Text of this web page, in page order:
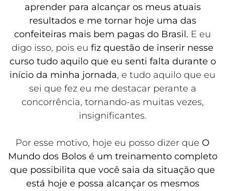
aprender para alcançar os meus atuais
resultados e me tornar hoje uma das
confeiteiras mais bem pagas do Brasil. E eu
digo isso, pois eu fiz questão de inserir nesse
curso tudo aquilo que eu senti falta durante o
início da minha jornada, e tudo aquilo que eu
sei que fez eu me destacar perante a
concorrência, tornando-as muitas vezes,
insignificantes.
Por esse motivo, hoje eu posso dizer que O
Mundo dos Bolos é um treinamento completo
que possibilita que você saia da situação que
está hoje e possa alcançar os mesmos